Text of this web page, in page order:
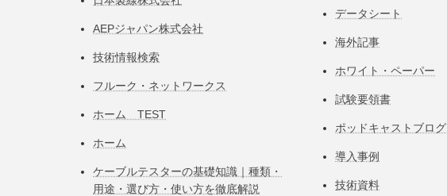
AEPジャパン株式会社
技術情報検索
フルーク・ネットワークス
ホーム TEST
ホーム
ケーブルテスターの基礎知識｜種類・
用途・選び方・使い方を徹底解説
データシート
海外記事
ホワイト・ペーパー
試験要領書
ポッドキャストブログ
導入事例
技術資料